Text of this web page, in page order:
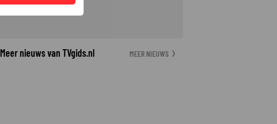
Meer nieuws van TVgids.nl MEER NIEUWS